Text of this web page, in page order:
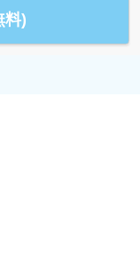
料)